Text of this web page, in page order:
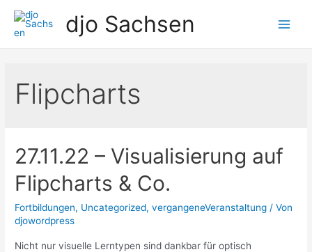
Inhalt
djo Sachsen
Flipcharts
27.11.22 – Visualisierung auf
Flipcharts & Co.
Fortbildungen, Uncategorized,vergangeneVeranstaltung / Von
djowordpress
Nicht nur visuelle Lerntypen sind dankbar für optisch